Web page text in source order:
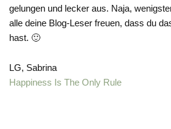
gelungen und lecker aus. Naja,
alle deine Blog-Leser freuen, dass du
hast. 🙂
LG, Sabrina
Happiness Is The Only Rule